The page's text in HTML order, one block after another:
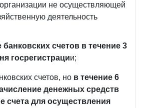
не осуществляющей
деятельность
банковских счетов в течение 3
госрегистрации;
счетов, но в течение 6
денежных средств
счета для осуществления